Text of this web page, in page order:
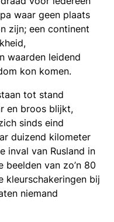
waar geen plaats
zijn; een continent
waarden leidend
kon komen.
tot stand
en broos blijkt,
sinds eind
duizend kilometer
inval van Rusland in
beelden van zo’n 80
kleurschakeringen bij
niemand